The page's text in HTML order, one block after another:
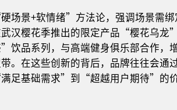
场景+软情绪”方法论，强调场景需绑
汉樱花季推出的限定产品“樱花乌龙”
饮品系列，与高端健身俱乐部合作，
。在这些创新的背后，品牌往往会通
满足基础需求”到“超越用户期待”的